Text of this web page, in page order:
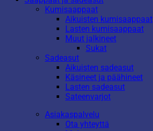
Kumisaappaat
Aikuisten kumisaappaat
Lasten kumisaappaat
Muut jalkineet
Sukat
Sadeasut
Aikuisten sadeasut
Käsineet ja päähineet
Lasten sadeasut
Sateenvarjot
Asiakaspalvelu
Ota yhteyttä